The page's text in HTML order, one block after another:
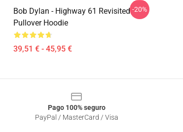
Bob Dylan - Highway 61 Revisited
Pullover Hoodie
39,51 € - 45,95 €
-20%
Pago 100% seguro
PayPal / MasterCard / Visa